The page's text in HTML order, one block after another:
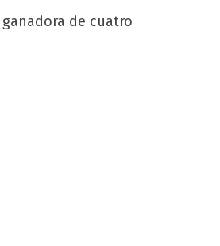
de cuatro